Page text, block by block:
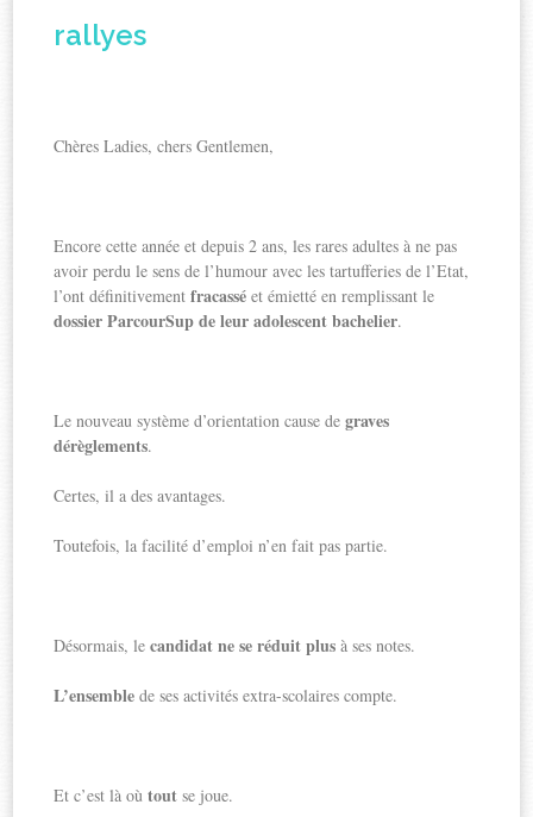
rallyes
Chères Ladies, chers Gentlemen,
Encore cette année et depuis 2 ans, les rares adultes à ne pas
avoir perdu le sens de l’humour avec les tartufferies de l’Etat,
l’ont définitivementfracassé et émietté en remplissant le
dossier ParcourSup de leur adolescent bachelier.
Le nouveau système d’orientation cause degraves
dérèglements.
Certes, il a des avantages.
Toutefois, la facilité d’emploi n’en fait pas partie.
Désormais, lecandidat ne se réduit plus à ses notes.
L’ensemble de ses activités extra-scolaires compte.
Et c’est là oùtout se joue.